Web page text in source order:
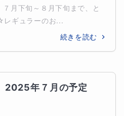
月下旬～８月下旬まで、と
ギュラーのお...
続きを読む
2025年７月の予定